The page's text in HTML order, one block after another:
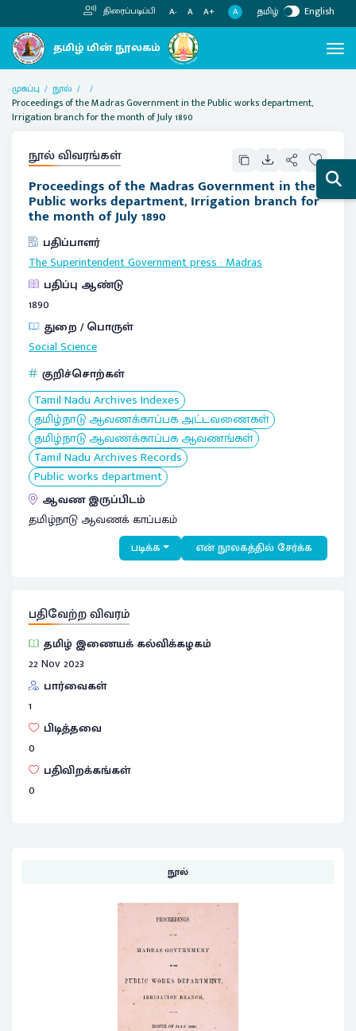
திரைப்படிப்பி A- A A+ A தமிழ் English
முகப்பு
நூல்
Proceedings of the Madras Government in the Public works department,
Irrigation branch for the month of July 1890
நூல் விவரங்கள்
Proceedings of the Madras Government in the
Public works department, Irrigation branch for
the month of July 1890
பதிப்பாளர்
The Superintendent Government press:Madras
பதிப்பு ஆண்டு
1890
துறை / பொருள்
Social Science
குறிச்சொற்கள்
Tamil Nadu Archives Indexes
தமிழ்நாடு ஆவணக்காப்பக அட்டவணைகள்
தமிழ்நாடு ஆவணக்காப்பக ஆவணங்கள்
Tamil Nadu Archives Records
Public works department
ஆவண இருப்பிடம்
தமிழ்நாடு ஆவணக் காப்பகம்
படிக்க என் நூலகத்தில் சேர்க்க
பதிவேற்ற விவரம்
தமிழ் இணையக் கல்விக்கழகம்
22 Nov 2023
பார்வைகள்
1
பிடித்தவை
0
பதிவிறக்கங்கள்
0
நூல்